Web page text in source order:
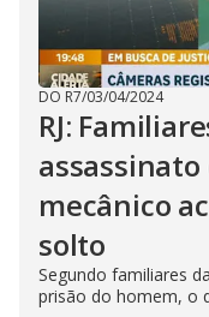
DO R7/03/04/2024
RJ:
mecânico
solto
Segundo familiares
prisão do homem, o